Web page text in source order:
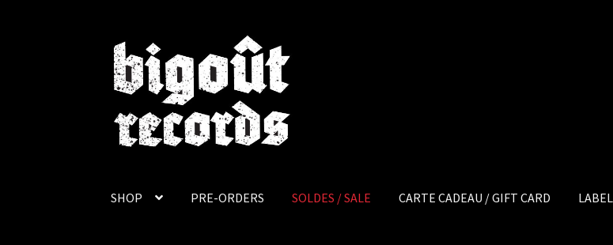
Skip
to
navigation
Skip
to
content
SHOP PRE-ORDERS SOLDES / SALE CARTE CADEAU / GIFT CARD LABEL